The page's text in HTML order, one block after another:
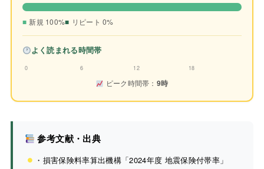
新規 100% リピート 0%
よく読まれる時間帯
0 6 12 18
ピーク時間帯： 9時
参考文献・出典
・損害保険料率算出機構「2024年度 地震保険付帯率」